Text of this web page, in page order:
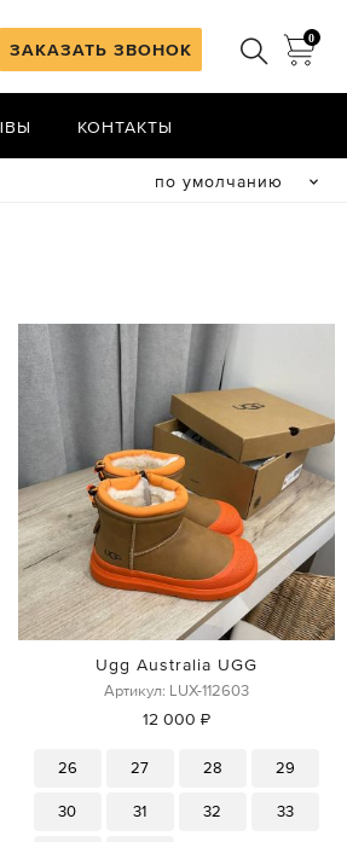
ЗАКАЗАТЬ ЗВОНОК
0
КОНТАКТЫ
по умолчанию
Ugg Australia UGG
Артикул: LUX-112603
12 000 ₽
26 27 28 29
30 31 32 33